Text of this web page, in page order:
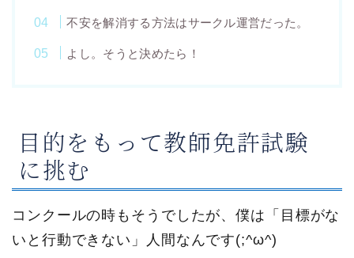
不安を解消する方法はサークル運営だった。
よし。そうと決めたら！
目的をもって教師免許試験
に挑む
コンクールの時もそうでしたが、僕は「目標がな
いと行動できない」人間なんです(;^ω^)